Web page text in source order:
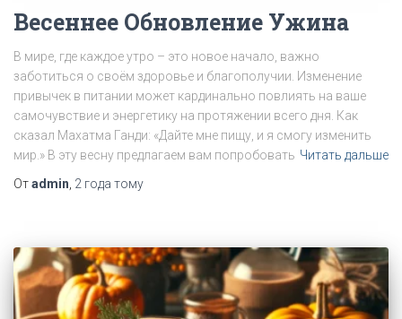
Весеннее Обновление Ужина
В мире, где каждое утро – это новое начало, важно
заботиться о своём здоровье и благополучии. Изменение
привычек в питании может кардинально повлиять на ваше
самочувствие и энергетику на протяжении всего дня. Как
сказал Махатма Ганди: «Дайте мне пищу, и я смогу изменить
мир.» В эту весну предлагаем вам попробовать Читать дальше
Отadmin 2 года тому